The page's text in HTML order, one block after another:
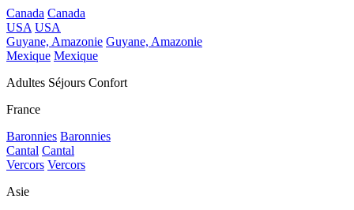
Canada Canada
USA USA
Guyane, Amazonie Guyane, Amazonie
Mexique Mexique
Adultes Séjours Confort
France
Baronnies Baronnies
Cantal Cantal
Vercors Vercors
Asie